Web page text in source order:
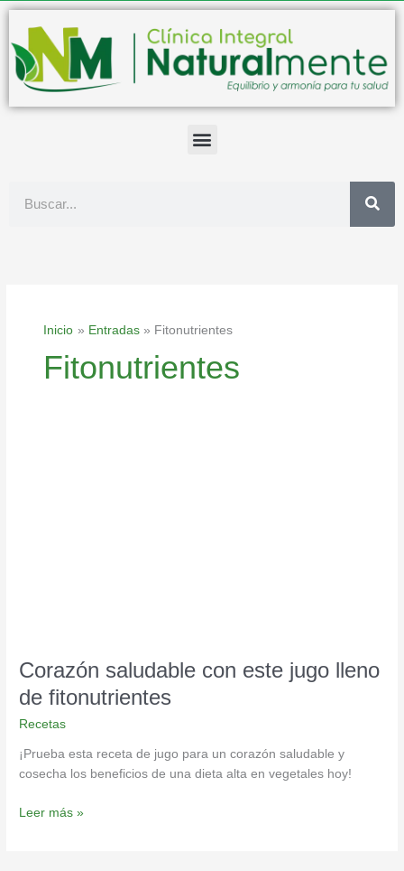
contenido
Inicio Entradas Fitonutrientes
Fitonutrientes
Corazón saludable con este jugo lleno
de fitonutrientes
Recetas
¡Prueba esta receta de jugo para un corazón saludable y
cosecha los beneficios de una dieta alta en vegetales hoy!
Leer más »